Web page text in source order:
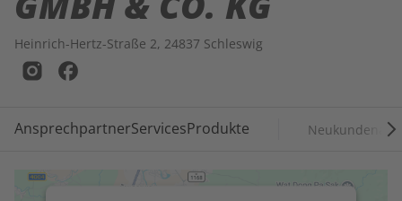
Heinrich-Hertz-Straße 2, 24837 Schleswig
AnsprechpartnerServicesProdukte